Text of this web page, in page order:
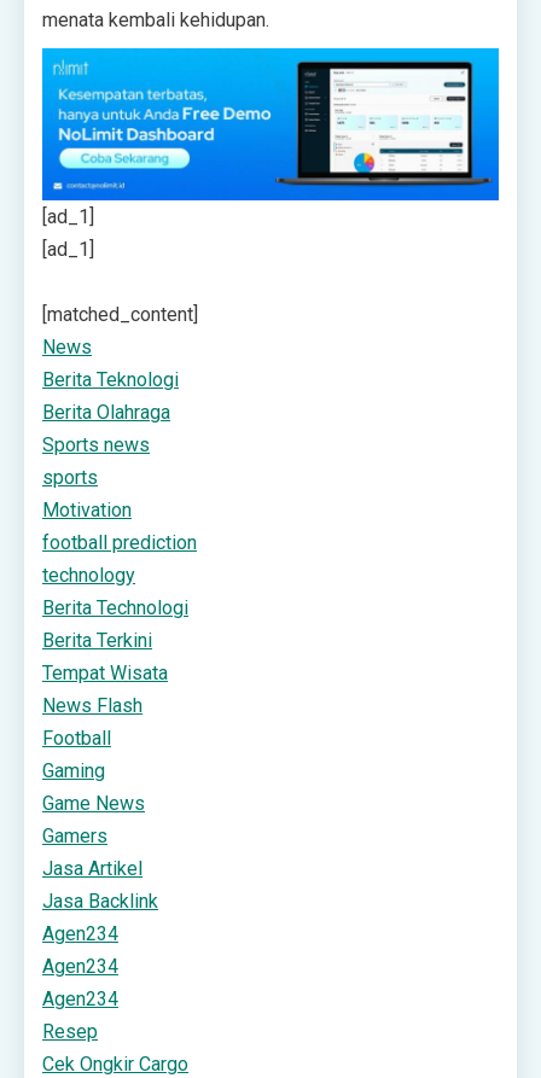
menata kembali kehidupan.
[ad_1]
[ad_1]
[matched_content]
News
Berita Teknologi
Berita Olahraga
Sports news
sports
Motivation
football prediction
technology
Berita Technologi
Berita Terkini
Tempat Wisata
News Flash
Football
Gaming
Game News
Gamers
Jasa Artikel
Jasa Backlink
Agen234
Agen234
Agen234
Resep
Cek Ongkir Cargo